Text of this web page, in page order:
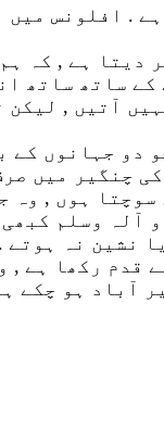
. افلونس
دیتا ہے ,
ساتھ ساتھ
آتیں ,
دو جہانوں
چنگیر میں
نشین نہ
قدم رکھا ہے
آباد ہو چکے